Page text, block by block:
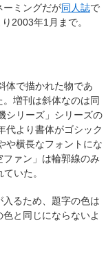
ーミングだが同人誌で
2003年1月まで。
体で描かれた物であ
増刊は斜体なのは同
シリーズ」シリーズの
代より書体がゴシック
や横長なフォントにな
ァン」は輪郭線のみ
いた。
るため、題字の色は
と同じにならないよ